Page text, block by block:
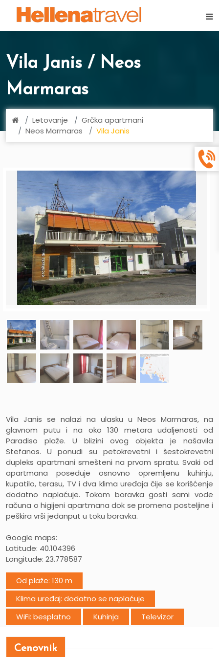
Vila Janis / Neos
Marmaras
Letovanje
Grčka apartmani
Neos Marmaras
Vila Janis
Vila Janis se nalazi na ulasku u Neos Marmaras, na
glavnom putu i na oko 130 metara udaljenosti od
Paradiso plaže. U blizini ovog objekta je našavila
Stefanos. U ponudi su petokrevetni i šestokrevetni
dupleks apartmani smešteni na prvom spratu. Svaki od
apartmana poseduje osnovno opremljenu kuhinju,
kupatilo, terasu, TV i dva klima uređaja čije se korišćenje
dodatno naplaćuje. Tokom boravka gosti sami vode
računa o higijeni apartmana dok se promena posteljine i
peškira vrši jedanput u toku boravka.
Google maps:
Latitude: 40.104396
Longitude: 23.778587
Od plaže: 130 m
Klima uređaj: dodatno se naplaćuje
WiFi: besplatno
Kuhinja Televizor
Cenovnik